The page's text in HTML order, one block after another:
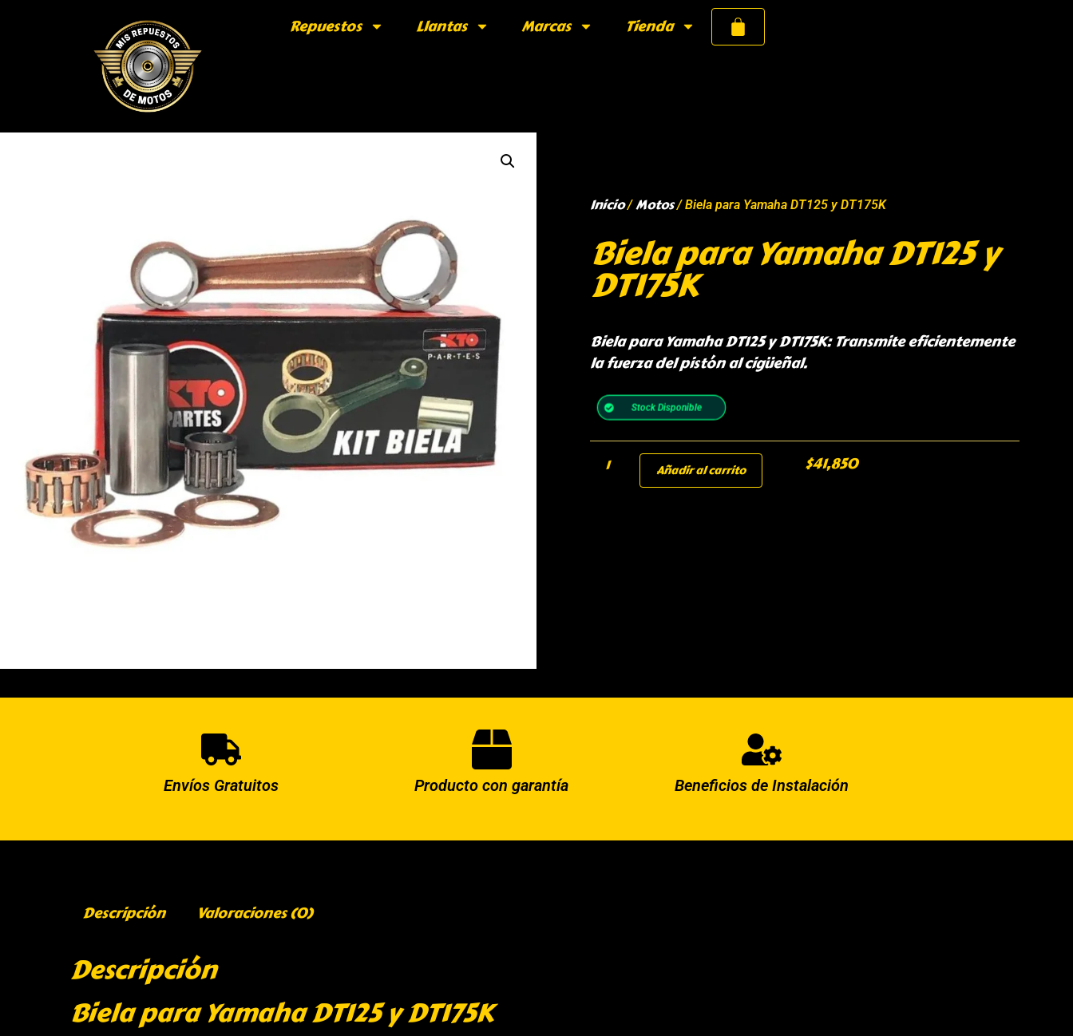
Repuestos Llantas Marcas Tienda
Inicio/Motos/ Biela para Yamaha DT125 y DT175K
Biela para Yamaha DT125 y
DT175K
Biela para Yamaha DT125 y DT175K: Transmite eficientemente
la fuerza del pistón al cigüeñal.
Stock Disponible
$41,850
Añadir al carrito
Envíos Gratuitos Producto con garantía Beneficios de Instalación
Descripción Valoraciones (0)
Descripción
Biela para Yamaha DT125 y DT175K